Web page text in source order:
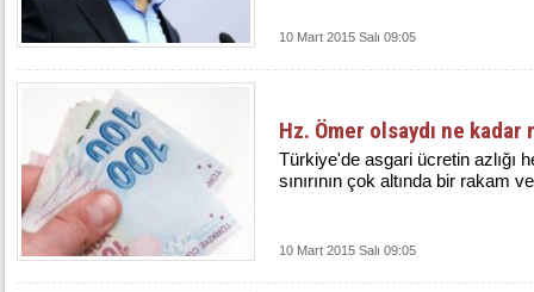
10 Mart 2015 Salı 09:05
Hz. Ömer olsaydı ne
Türkiye'de asgari ücretin azlığı
sınırının çok altında bir rakam
10 Mart 2015 Salı 09:05